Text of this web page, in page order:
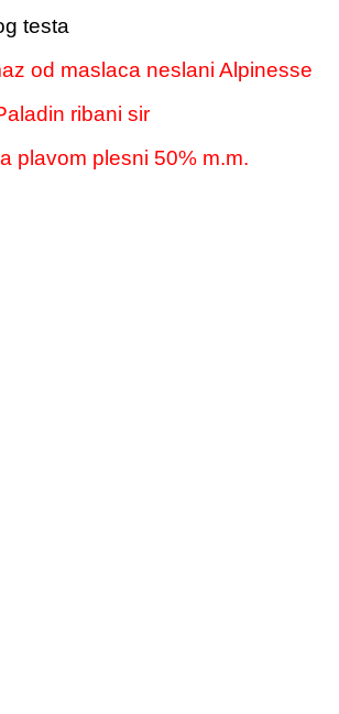
testa
od maslaca neslani Alpinesse
ribani sir
plavom plesni 50% m.m.